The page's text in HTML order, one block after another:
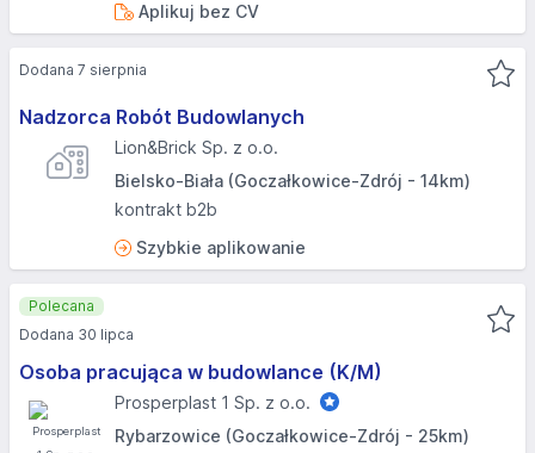
Aplikuj bez CV
Nadzorca Robót Budowlanych
Lion&Brick Sp. z o.o.
Bielsko-Biała (Goczałkowice-Zdrój - 14km)
kontrakt b2b
Szybkie aplikowanie
Dodana 7 sierpnia
Osoba pracująca w budowlance (K/M)
Prosperplast 1 Sp. z o.o.
Rybarzowice (Goczałkowice-Zdrój - 25km)
Polecana
Dodana 30 lipca